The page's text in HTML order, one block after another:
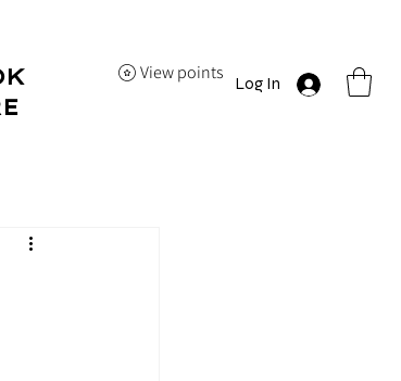
View points
Log In